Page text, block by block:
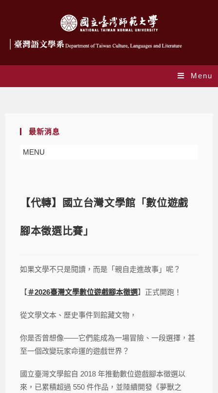
Menu
最新消息
MENU
【代轉】國立台灣文學館「數位遊戲
腳本徵選比賽」
如果文學不只是閱讀，而是「親自走進故事」呢？
【＃2026臺灣文學數位遊戲腳本徵選】正式開跑！
從文學文本、歷史事件到館藏文物，
你是否曾想像——它們能成為一場冒險、一段選擇，甚
至一個改變玩家命運的遊戲世界？
國立臺灣文學館自 2018 年推動數位遊戲腳本徵選以
來，已累積超過 550 件作品，並陸續開發《夢獸之